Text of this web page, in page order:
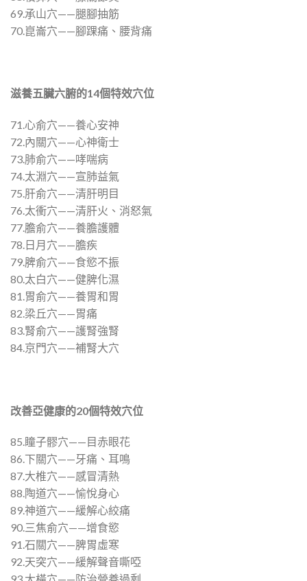
69.承山穴——腿腳抽筋
70.崑崙穴——腳踝痛、腰背痛
滋養五臟六腑的14個特效穴位
71.心俞穴——養心安神
72.內關穴——心神衛士
73.肺俞穴——哮喘病
74.太淵穴——宣肺益氣
75.肝俞穴——清肝明目
76.太衝穴——清肝火、消怒氣
77.膽俞穴——養膽護體
78.日月穴——膽疾
79.脾俞穴——食慾不振
80.太白穴——健脾化濕
81.胃俞穴——養胃和胃
82.梁丘穴——胃痛
83.腎俞穴——護腎強腎
84.京門穴——補腎大穴
改善亞健康的20個特效穴位
85.瞳子髎穴——目赤眼花
86.下關穴——牙痛、耳鳴
87.大椎穴——感冒清熱
88.陶道穴——愉悅身心
89.神道穴——緩解心絞痛
90.三焦俞穴——增食慾
91.石關穴——脾胃虛寒
92.天突穴——緩解聲音嘶啞